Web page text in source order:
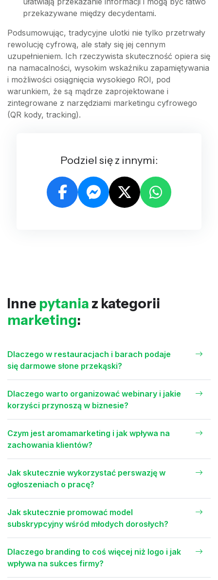
przekazywane między decydentami.
Podsumowując, tradycyjne ulotki nie tylko przetrwały
rewolucję cyfrową, ale stały się jej cennym
uzupełnieniem. Ich rzeczywista skuteczność opiera się
na namacalności, wysokim wskaźniku zapamiętywania
i możliwości osiągnięcia wysokiego ROI, pod
warunkiem, że są mądrze zaprojektowane i
zintegrowane z narzędziami marketingu cyfrowego
(QR kody, tracking).
Podziel się z innymi:
Inne pytania z kategorii
marketing:
Dlaczego w restauracjach i barach podaje
się darmowe słone przekąski?
Dlaczego warto organizować webinary i jakie
korzyści przynoszą w biznesie?
Czym jest aromamarketing i jak wpływa na
zachowania klientów?
Jak skutecznie wykorzystać perswazję w
ogłoszeniach o pracę?
Jak skutecznie promować model
subskrypcyjny wśród młodych dorosłych?
Dlaczego branding to coś więcej niż logo i jak
wpływa na sukces firmy?